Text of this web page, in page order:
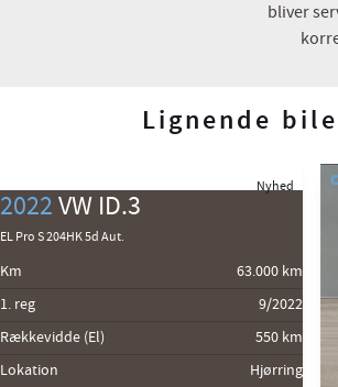
bliver
Lignende
Nyhed
2022VW ID.3
EL Pro S 204HK 5d Aut.
Km
63.000 km
1. reg
9/2022
Rækkevidde (El)
550 km
Lokation
Hjørring